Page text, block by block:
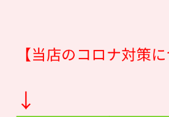
【当店のコロナ対策に
↓